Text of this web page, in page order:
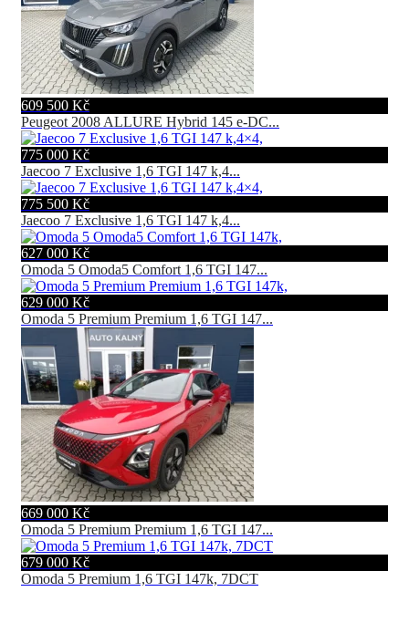
609 500 Kč
Peugeot 2008 ALLURE Hybrid 145 e-DC...
775 000 Kč
Jaecoo 7 Exclusive 1,6 TGI 147 k,4...
775 500 Kč
Jaecoo 7 Exclusive 1,6 TGI 147 k,4...
627 000 Kč
Omoda 5 Omoda5 Comfort 1,6 TGI 147...
629 000 Kč
Omoda 5 Premium Premium 1,6 TGI 147...
669 000 Kč
Omoda 5 Premium Premium 1,6 TGI 147...
679 000 Kč
Omoda 5 Premium 1,6 TGI 147k, 7DCT